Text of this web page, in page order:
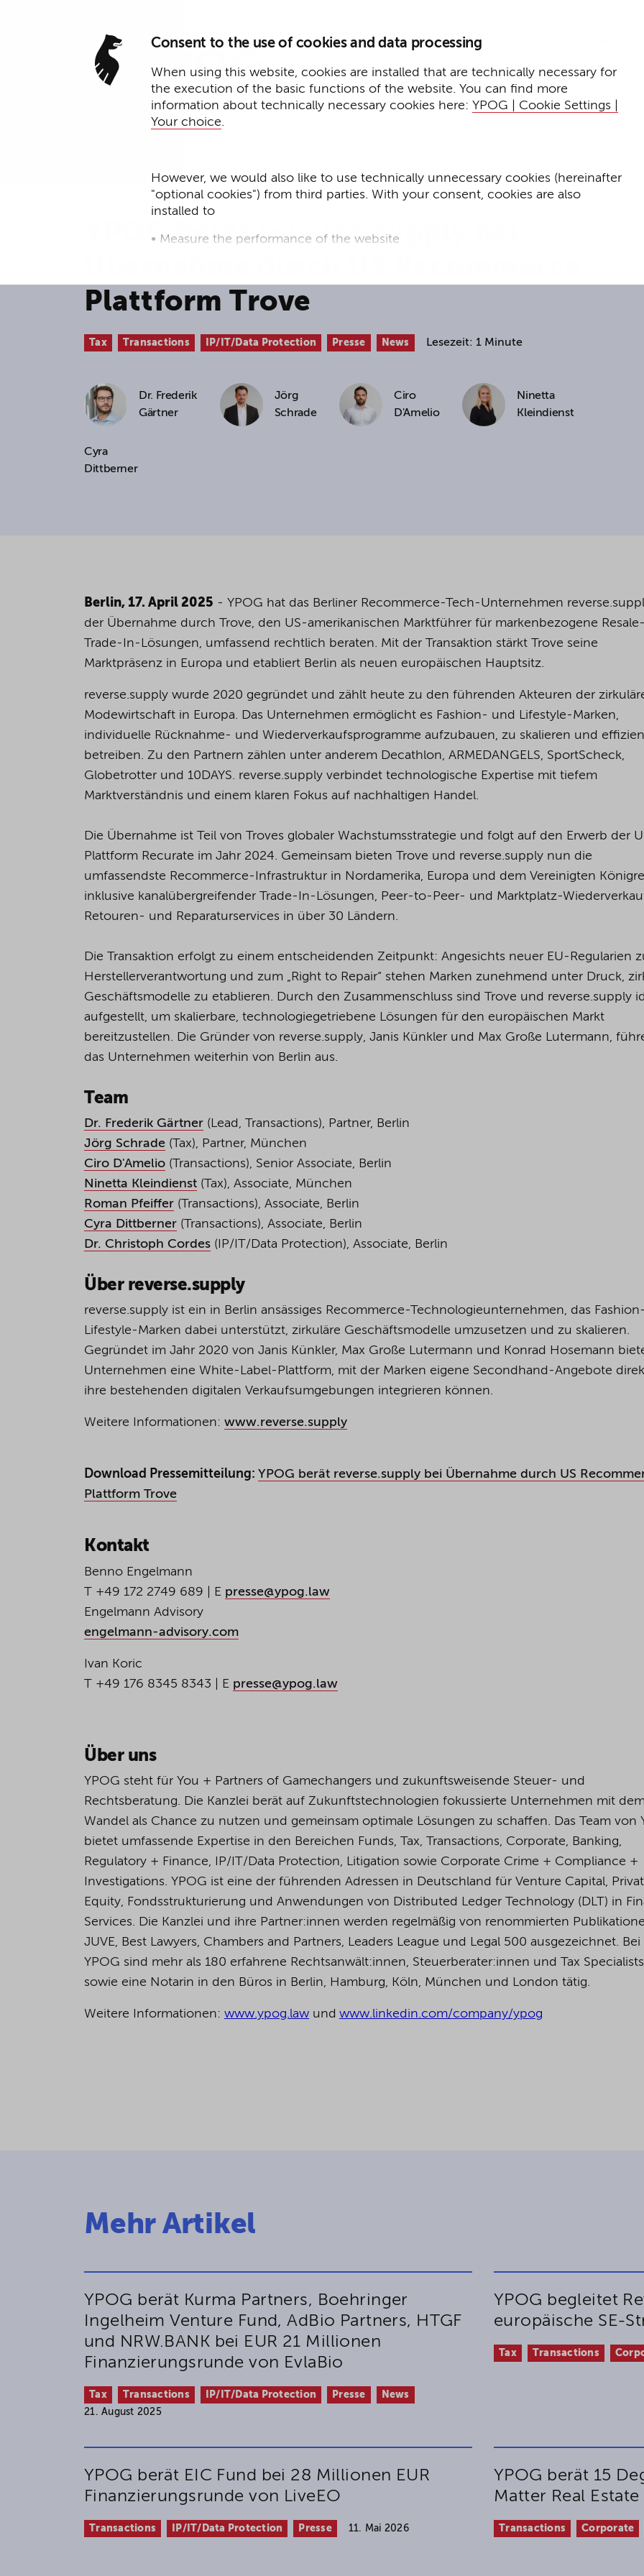
Consent to the use of cookies and data processing
When using this website, cookies are installed that are technically necessary for
the execution of the basic functions of the website. You can find more
information about technically necessary cookies here: YPOG | Cookie Settings |
Your choice.
However, we would also like to use technically unnecessary cookies (hereinafter
"optional cookies") from third parties. With your consent, cookies are also
installed to
• Measure the performance of the website
• Track your online behavior for targeted advertising purposes.
If you agree to all optional cookies being used for the previously mentioned
to reject all optional cookies.
Home
Expertise Presse
Events
17. April 2025
YPOG berät reverse.supply bei
Plattform Trove
Tax Transactions IP/IT/Data Protection Presse News Lesezeit: 1 Minute
Dr. Frederik
Gärtner
Jörg
Schrade
Ciro
D'Amelio
Ninetta
Kleindienst
Cyra
Dittberner
Berlin, 17. April 2025 - YPOG hat das Berliner Recommerce-Tech-Unternehmen
der Übernahme durch Trove, den US-amerikanischen Marktführer für markenbezogene
Trade-In-Lösungen, umfassend rechtlich beraten. Mit der Transaktion stärkt Trove seine
Marktpräsenz in Europa und etabliert Berlin als neuen europäischen Hauptsitz.
reverse.supply wurde 2020 gegründet und zählt heute zu den führenden Akteuren der
Modewirtschaft in Europa. Das Unternehmen ermöglicht es Fashion- und Lifestyle-Marken,
individuelle Rücknahme- und Wiederverkaufsprogramme aufzubauen, zu skalieren und
betreiben. Zu den Partnern zählen unter anderem Decathlon, ARMEDANGELS, SportScheck,
Globetrotter und 10DAYS. reverse.supply verbindet technologische Expertise mit tiefem
Marktverständnis und einem klaren Fokus auf nachhaltigen Handel.
Die Übernahme ist Teil von Troves globaler Wachstumsstrategie und folgt auf den Erwerb der
Plattform Recurate im Jahr 2024. Gemeinsam bieten Trove und reverse.supply nun die
umfassendste Recommerce-Infrastruktur in Nordamerika, Europa und dem Vereinigten
inklusive kanalübergreifender Trade-In-Lösungen, Peer-to-Peer- und Marktplatz-
Retouren- und Reparaturservices in über 30 Ländern.
Die Transaktion erfolgt zu einem entscheidenden Zeitpunkt: Angesichts neuer EU-Regularien
Herstellerverantwortung und zum „Right to Repair“ stehen Marken zunehmend unter Druck,
Geschäftsmodelle zu etablieren. Durch den Zusammenschluss sind Trove und reverse.supply
aufgestellt, um skalierbare, technologiegetriebene Lösungen für den europäischen Markt
bereitzustellen. Die Gründer von reverse.supply, Janis Künkler und Max Große Lutermann,
das Unternehmen weiterhin von Berlin aus.
Team
Dr. Frederik Gärtner (Lead, Transactions), Partner, Berlin
Jörg Schrade (Tax), Partner, München
Ciro D'Amelio (Transactions), Senior Associate, Berlin
Ninetta Kleindienst (Tax), Associate, München
Roman Pfeiffer (Transactions), Associate, Berlin
Cyra Dittberner (Transactions), Associate, Berlin
Dr. Christoph Cordes (IP/IT/Data Protection), Associate, Berlin
Überreverse.supply
reverse.supply ist ein in Berlin ansässiges Recommerce-Technologieunternehmen, das
Lifestyle-Marken dabei unterstützt, zirkuläre Geschäftsmodelle umzusetzen und zu skalieren.
Gegründet im Jahr 2020 von Janis Künkler, Max Große Lutermann und Konrad Hosemann
Unternehmen eine White-Label-Plattform, mit der Marken eigene Secondhand-Angebote
ihre bestehenden digitalen Verkaufsumgebungen integrieren können.
Weitere Informationen: www.reverse.supply
Download Pressemitteilung: YPOG berät reverse.supply bei Übernahme durch US
Plattform Trove
Kontakt
Benno Engelmann
T +49 172 2749 689 | E presse@ypog.law
Engelmann Advisory
engelmann-advisory.com
Ivan Koric
T +49 176 8345 8343 | E presse@ypog.law
Über uns
YPOG steht für You + Partners of Gamechangers und zukunftsweisende Steuer- und
Rechtsberatung. Die Kanzlei berät auf Zukunftstechnologien fokussierte Unternehmen mit
Wandel als Chance zu nutzen und gemeinsam optimale Lösungen zu schaffen. Das Team von
bietet umfassende Expertise in den Bereichen Funds, Tax, Transactions, Corporate, Banking,
Regulatory + Finance, IP/IT/Data Protection, Litigation sowie Corporate Crime + Compliance +
Investigations. YPOG ist eine der führenden Adressen in Deutschland für Venture Capital,
Equity, Fondsstrukturierung und Anwendungen von Distributed Ledger Technology (DLT) in
Services. Die Kanzlei und ihre Partner:innen werden regelmäßig von renommierten
JUVE, Best Lawyers, Chambers and Partners, Leaders League und Legal 500 ausgezeichnet. Bei
YPOG sind mehr als 180 erfahrene Rechtsanwält:innen, Steuerberater:innen und Tax Specialists
sowie eine Notarin in den Büros in Berlin, Hamburg, Köln, München und London tätig.
Weitere Informationen: www.ypog.law und www.linkedin.com/company/ypog
Mehr Artikel
YPOG berät Kurma Partners, Boehringer
Ingelheim Venture Fund, AdBio Partners, HTGF
und NRW.BANK bei EUR 21 Millionen
Finanzierungsrunde von EvlaBio
Tax Transactions IP/IT/Data Protection Presse
News
21. August 2025
YPOG begleitet
europäische SE-
Tax Transactions
YPOG berät EIC Fund bei 28 Millionen EUR
Finanzierungsrunde von LiveEO
Transactions IP/IT/Data Protection Presse 11. Mai 2026
YPOG berät 15
Matter Real Estate
Transactions Corporate